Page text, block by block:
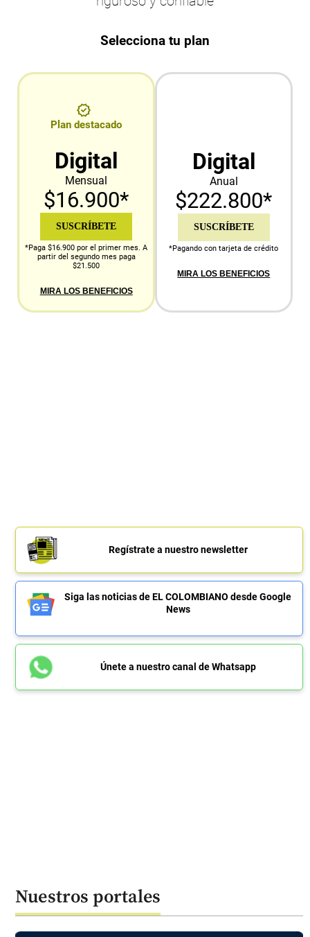
Selecciona tu plan
Plan destacado
Digital
Mensual
$16.900*
SUSCRÍBETE
*Paga $16.900 por el primer mes. A
partir del segundo mes paga
$21.500
MIRA LOS BENEFICIOS
Digital
Anual
$222.800*
SUSCRÍBETE
*Pagando con tarjeta de crédito
MIRA LOS BENEFICIOS
Regístrate a nuestro newsletter
Siga las noticias de EL COLOMBIANO desde Google
News
Únete a nuestro canal de Whatsapp
Nuestros portales